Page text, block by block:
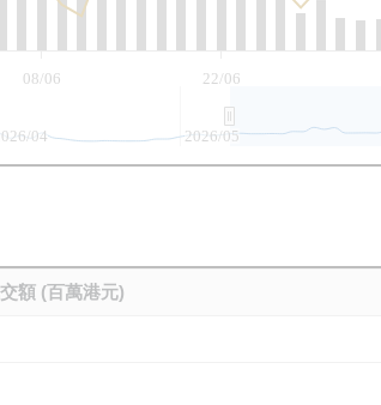
08/06 22/06
04 2026/05
額 (百萬港元)